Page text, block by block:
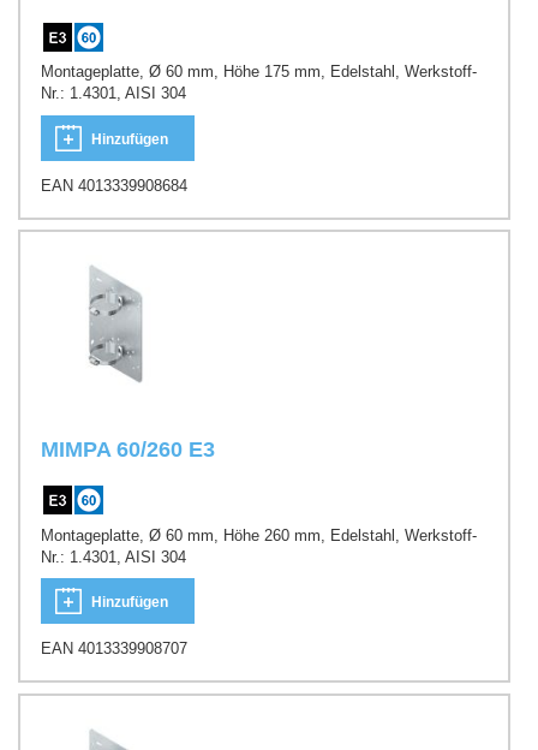
Montageplatte, Ø 60 mm, Höhe 175 mm, Edelstahl, Werkstoff-
Nr.: 1.4301, AISI 304
Hinzufügen
EAN 4013339908684
MIMPA 60/260 E3
Montageplatte, Ø 60 mm, Höhe 260 mm, Edelstahl, Werkstoff-
Nr.: 1.4301, AISI 304
Hinzufügen
EAN 4013339908707